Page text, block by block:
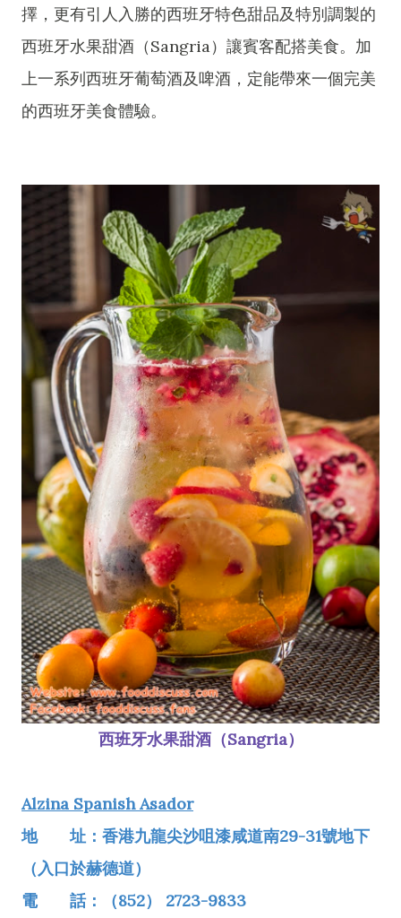
擇，更有引人入勝的西班牙特色甜品及特別調製的
西班牙水果甜酒（Sangria）讓賓客配搭美食。加
上一系列西班牙葡萄酒及啤酒，定能帶來一個完美
的西班牙美食體驗。
西班牙水果甜酒（Sangria）
Alzina Spanish Asador
地 址：香港九龍尖沙咀漆咸道南29-31號地下
（入口於赫德道）
電 話：（852） 2723-9833